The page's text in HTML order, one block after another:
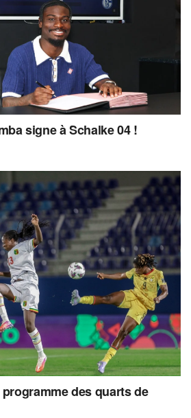
signe à Schalke 04 !
des quarts de